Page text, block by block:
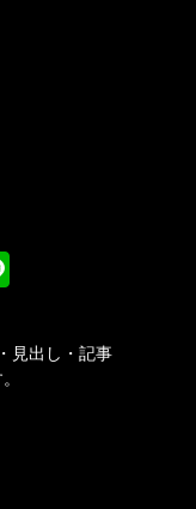
見出し・記事